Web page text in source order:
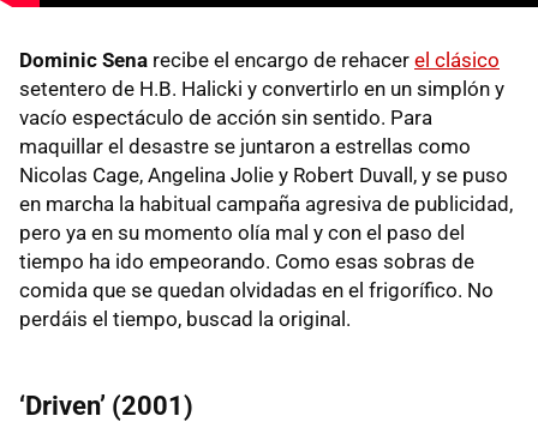
Dominic Sena recibe el encargo de rehacer el clásico
setentero de H.B. Halicki y convertirlo en un simplón y
vacío espectáculo de acción sin sentido. Para
maquillar el desastre se juntaron a estrellas como
Nicolas Cage, Angelina Jolie y Robert Duvall, y se puso
en marcha la habitual campaña agresiva de publicidad,
pero ya en su momento olía mal y con el paso del
tiempo ha ido empeorando. Como esas sobras de
comida que se quedan olvidadas en el frigorífico. No
perdáis el tiempo, buscad la original.
‘Driven’ (2001)